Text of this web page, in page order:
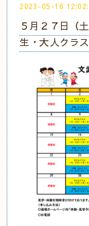
2023-05-16
５月２７日（
生・大人クラ